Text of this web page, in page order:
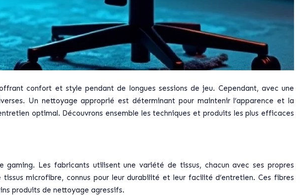
confort et style pendant de longues sessions de jeu. Cependant, avec une
Un nettoyage approprié est déterminant pour maintenir l’apparence et la
optimal. Découvrons ensemble les techniques et produits les plus efficaces
Les fabricants utilisent une variété de tissus, chacun avec ses propres
microfibre, connus pour leur durabilité et leur facilité d’entretien. Ces fibres
produits de nettoyage agressifs.